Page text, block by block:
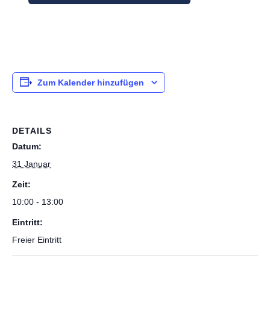
Zum Kalender hinzufügen
DETAILS
Datum:
31 Januar
Zeit:
10:00 - 13:00
Eintritt:
Freier Eintritt